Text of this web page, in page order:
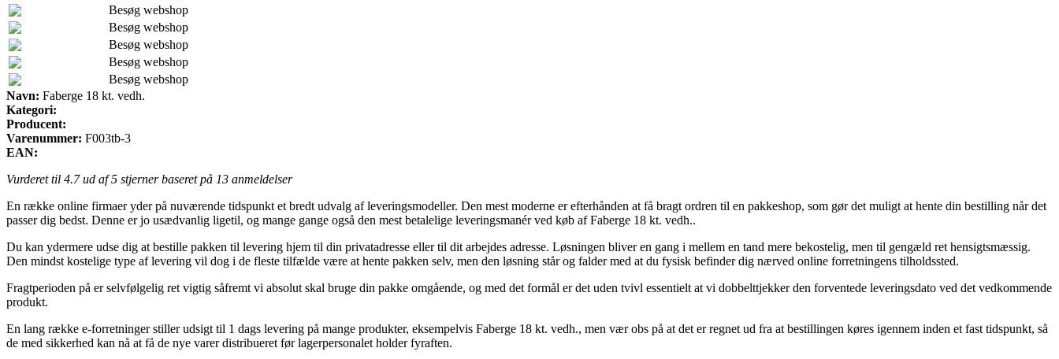
Besøg webshop
Besøg webshop
Besøg webshop
Besøg webshop
Besøg webshop
Navn: Faberge 18 kt. vedh.
Kategori:
Producent:
Varenummer: F003tb-3
EAN:
Vurderet til 4.7ud af 5 stjerner baseret på 13 anmeldelser
En række online firmaer yder på nuværende tidspunkt et bredt udvalg af leveringsmodeller. Den mest moderne er efterhånden at få bragt ordren til en pakkeshop, som gør det muligt at hente din bestilling når det
passer dig bedst. Denne er jo usædvanlig ligetil, og mange gange også den mest betalelige leveringsmanér ved køb af Faberge 18 kt. vedh..
Du kan ydermere udse dig at bestille pakken til levering hjem til din privatadresse eller til dit arbejdes adresse. Løsningen bliver en gang i mellem en tand mere bekostelig, men til gengæld ret hensigtsmæssig.
Den mindst kostelige type af levering vil dog i de fleste tilfælde være at hente pakken selv, men den løsning står og falder med at du fysisk befinder dig nærved online forretningens tilholdssted.
Fragtperioden på er selvfølgelig ret vigtig såfremt vi absolut skal bruge din pakke omgående, og med det formål er det uden tvivl essentielt at vi dobbelttjekker den forventede leveringsdato ved det vedkommende
produkt.
En lang række e-forretninger stiller udsigt til 1 dags levering på mange produkter, eksempelvis Faberge 18 kt. vedh., men vær obs på at det er regnet ud fra at bestillingen køres igennem inden et fast tidspunkt, så
de med sikkerhed kan nå at få de nye varer distribueret før lagerpersonalet holder fyraften.